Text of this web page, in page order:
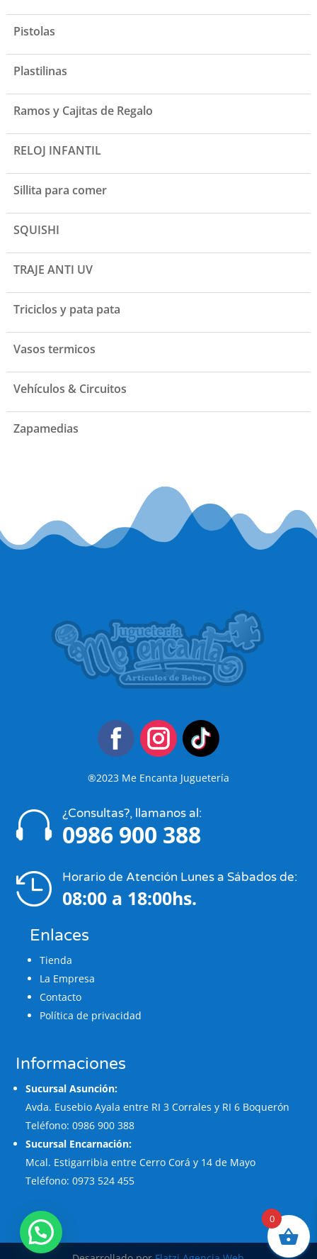
Pistolas
Plastilinas
Ramos y Cajitas de Regalo
RELOJ INFANTIL
Sillita para comer
SQUISHI
TRAJE ANTI UV
Triciclos y pata pata
Vasos termicos
Vehículos & Circuitos
Zapamedias
®2023 Me Encanta Juguetería
 ¿Consultas?, llamanos al:
0986 900 388
 Horario de Atención Lunes a Sábados de:
08:00 a 18:00hs.
Enlaces
Tienda
La Empresa
Contacto
Política de privacidad
Informaciones
Sucursal Asunción:
Avda. Eusebio Ayala entre RI 3 Corrales y RI 6 Boquerón
Teléfono: 0986 900 388
Sucursal Encarnación:
Mcal. Estigarribia entre Cerro Corá y 14 de Mayo
Teléfono: 0973 524 455
0